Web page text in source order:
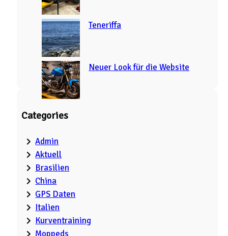
Teneriffa
Neuer Look für die Website
Categories
Admin
Aktuell
Brasilien
China
GPS Daten
Italien
Kurventraining
Moppeds